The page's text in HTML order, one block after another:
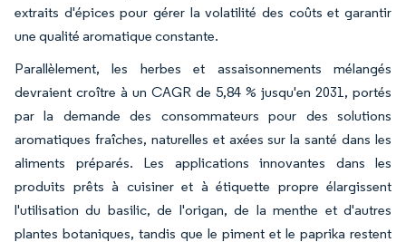
extraits d'épices pour gérer la volatilité des coûts et garantir
une qualité aromatique constante.
Parallèlement, les herbes et assaisonnements mélangés
devraient croître à un CAGR de 5,84 % jusqu'en 2031, portés
par la demande des consommateurs pour des solutions
aromatiques fraîches, naturelles et axées sur la santé dans les
aliments préparés. Les applications innovantes dans les
produits prêts à cuisiner et à étiquette propre élargissent
l'utilisation du basilic, de l'origan, de la menthe et d'autres
plantes botaniques, tandis que le piment et le paprika restent